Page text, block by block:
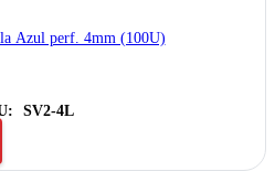
Azul perf. 4mm (100U)
SV2-4L